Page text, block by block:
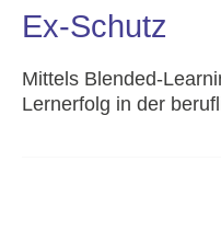
Ex-Schutz
Mittels Blended-
Lernerfolg in der